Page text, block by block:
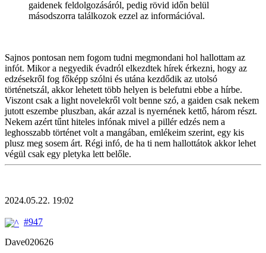
gaidenek feldolgozásáról, pedig rövid időn belül
másodszorra találkozok ezzel az információval.
Sajnos pontosan nem fogom tudni megmondani hol hallottam az
infót. Mikor a negyedik évadról elkezdtek hírek érkezni, hogy az
edzésekről fog főképp szólni és utána kezdődik az utolsó
történetszál, akkor lehetett több helyen is belefutni ebbe a hírbe.
Viszont csak a light novelekről volt benne szó, a gaiden csak nekem
jutott eszembe pluszban, akár azzal is nyernének kettő, három részt.
Nekem azért tűnt hiteles infónak mivel a pillér edzés nem a
leghosszabb történet volt a mangában, emlékeim szerint, egy kis
plusz meg sosem árt. Régi infó, de ha ti nem hallottátok akkor lehet
végül csak egy pletyka lett belőle.
2024.05.22. 19:02
#947
Dave020626